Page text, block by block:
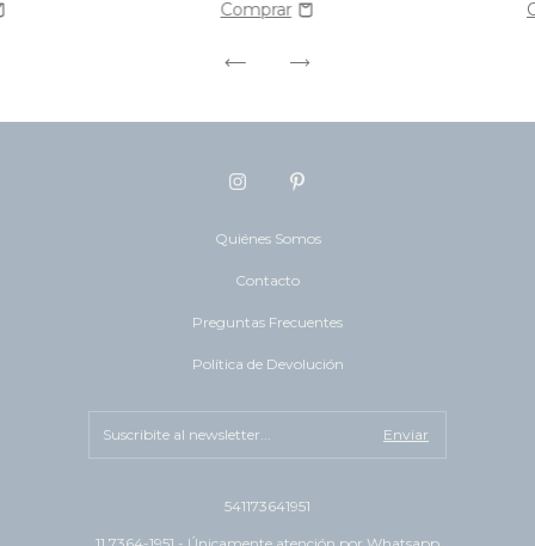
Quiénes Somos
Contacto
Preguntas Frecuentes
Política de Devolución
541173641951